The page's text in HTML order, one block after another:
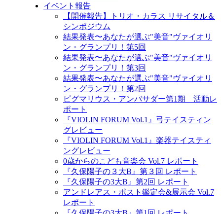
イベント報告
【開催報告】トリオ・カラス リサイタル＆
シンポジウム
結果発表〜あなたが選ぶ"美音"ヴァイオリ
ン・グランプリ！第5回
結果発表〜あなたが選ぶ"美音"ヴァイオリ
ン・グランプリ！第3回
結果発表〜あなたが選ぶ"美音"ヴァイオリ
ン・グランプリ！第2回
ピグマリウス・アンバサダー第1期 活動レ
ポート
『VIOLIN FORUM Vol.1』弓テイスティン
グレビュー
『VIOLIN FORUM Vol.1』楽器テイスティ
ングレビュー
0歳からのこども音楽会 Vol.7 レポート
『久保陽子の３大B』第３回 レポート
『久保陽子の3大B』第2回 レポート
アンドレアス・ポスト鑑定会&展示会 Vol.7
レポート